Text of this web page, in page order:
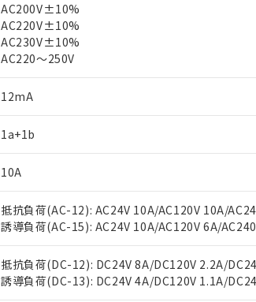
AC200V±10%
AC220V±10%
AC230V±10%
AC220～250V
12mA
1a+1b
10A
抵抗負荷(AC-12): AC24V 10A/AC120V 10A/
誘導負荷(AC-15): AC24V 10A/AC120V 6A/
抵抗負荷(DC-12): DC24V 8A/DC120V 2.2A/
誘導負荷(DC-13): DC24V 4A/DC120V 1.1A/
ご利用条件
くものです。
当社制御機器事業取扱商品の中には、
在庫状況および標準価格照会結果は、
のであり、閲覧された時点での実際の
い。
正式な納期状況および標準価格はお客
当社販売員にご相談ください。
※1 対応状況
対応済み：EU RoHS指令（10物質）の非
対応予定：EU RoHS指令（10物質）の非含
対応予定なし：EU RoHS指令（10物質）の
調査・確認中：EU RoHS指令（10物質）の
仕入先様の事情により、非含有部品としてい
があります。
*EU RoHS指令（10物質）：
鉛(Pb) 1000ppm以下、 水銀(Hg) 1000ppm以下、 カドミ
フタル酸ビス(2-エチルヘキシル) (DEHP)(別名：DOP)
ル（DBP） 1000ppm以下、フタル酸ジイソブチル
但し、RoHS指令で産業用監視および制御機器に対する適用
フタル酸エステル類の４物質については閾値を超える意
※1 中国RoHS○×表
「○」：最大均質材料含有率が中国RoHSの
「×」：最大均質材料含有率が中国RoHSの基
「－」：未確認です。当社販売部門へお問い
*中国RoHS10物質の基準値 (GB/T26572)：
Pb(鉛) :1000ppm、 Hg(水銀) : 1000ppm、 Cd(カドミウム
Cr(Ⅵ)(六価クロム) : 1000ppm、 PBBs(ポリ臭化ビフェニ
DEHP(フタル酸ビス(2-エチルヘキシル)) : 1000ppm
う）を輸出または国外への提供する場
などの必要な手続きをとります。
当社は規制貨物を破棄する場合は、完
ます。
当社は貴社製品を、核兵器、ミサイル
置等に一切使用いたしません。
記
号
説明
○ 一定数以上の在庫あり